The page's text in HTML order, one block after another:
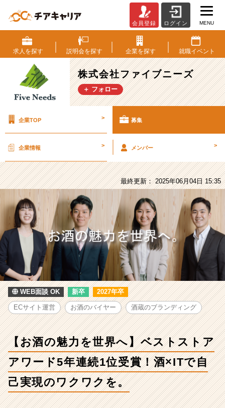
式
会
社
フ
ァ
イ
ズ
用/
-
【お
酒
の
魅
力
を
界
へ】
ベ
ス
ト
ア
ア
ー
会員登録 ログイン MENU
求人を探す 説明会を探す 企業を探す 就職イベント
株式会社ファイブニーズ
＋ フォロー
企業TOP > 募集
企業情報 > メンバー >
最終更新： 2025年06月04日 15:35
WEB面談 OK 新卒 2027年卒
ECサイト運営 お酒のバイヤー 酒蔵のブランディング
【お酒の魅力を世界へ】ベストストア
アワード5年連続1位受賞！酒×ITで自
己実現のワクワクを。